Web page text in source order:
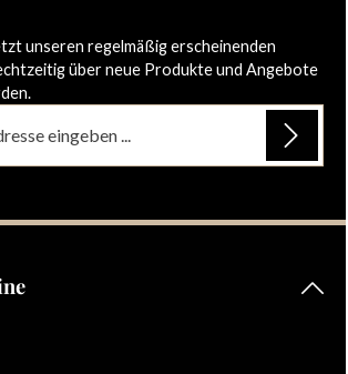
unseren regelmäßig erscheinenden
über neue Produkte und Angebote
zur Kenntnis